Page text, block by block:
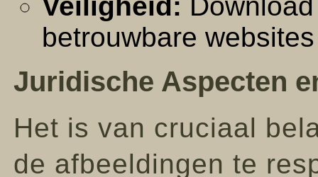
Veiligheid:
betrouwbare
Juridische Aspecten
Het is van cruciaal
de afbeeldingen te